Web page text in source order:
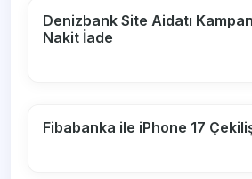
Denizbank Site Aidatı
Nakit İade
Fibabanka ile iPhone 17